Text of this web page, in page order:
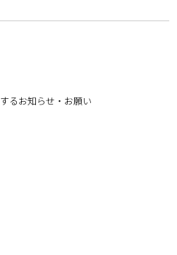
るお知らせ・お願い